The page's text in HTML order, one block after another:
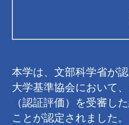
本学は、文部科学省が
大学基準協会において
（認証評価）を受審し
ことが認定されました。